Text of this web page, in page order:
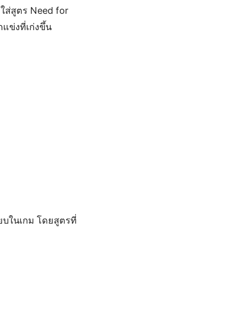
ส่สูตร Need for
ข่งที่เก่งขึ้น
ในเกม โดยสูตรที่